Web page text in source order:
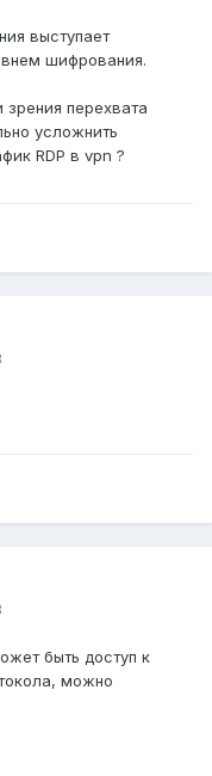
выступает
шифрования.
перехвата
усложнить
RDP в vpn ?
быть доступ к
можно